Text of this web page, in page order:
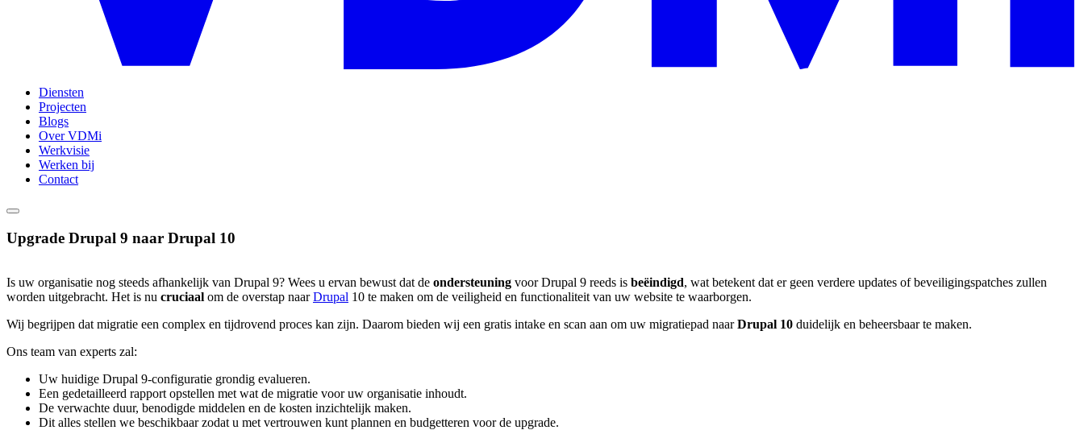
Diensten
Projecten
Blogs
Over VDMi
Werkvisie
Werken bij
Contact
Upgrade Drupal 9 naar Drupal 10
Is uw organisatie nog steeds afhankelijk van Drupal 9? Wees u ervan bewust dat de ondersteuning voor Drupal 9 reeds is beëindigd, wat betekent dat er geen verdere updates of beveiligingspatches zullen
worden uitgebracht. Het is nu cruciaal om de overstap naarDrupal 10 te maken om de veiligheid en functionaliteit van uw website te waarborgen.
Wij begrijpen dat migratie een complex en tijdrovend proces kan zijn. Daarom bieden wij een gratis intake en scan aan om uw migratiepad naarDrupal 10 duidelijk en beheersbaar te maken.
Ons team van experts zal:
Uw huidige Drupal 9-configuratie grondig evalueren.
Een gedetailleerd rapport opstellen met wat de migratie voor uw organisatie inhoudt.
De verwachte duur, benodigde middelen en de kosten inzichtelijk maken.
Dit alles stellen we beschikbaar zodat u met vertrouwen kunt plannen en budgetteren voor de upgrade.